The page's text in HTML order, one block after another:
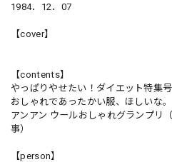
1984．12．07
【cover】
【contents】
やっぱりやせたい！ダイエット特集号
おしゃれであったかい服、ほしいな。
アンアン ウールおしゃれグランプリ
事）
【person】